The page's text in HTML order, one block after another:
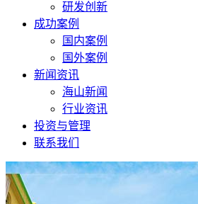
研发创新
成功案例
国内案例
国外案例
新闻资讯
海山新闻
行业资讯
投资与管理
联系我们